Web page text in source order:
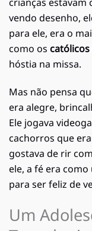
vendo desenho,
para ele, era o
como os católicos
hóstia na missa.
Mas não pensa
era alegre,
Ele jogava
cachorros que
gostava de rir
ele, a fé era
para ser feliz de
Um